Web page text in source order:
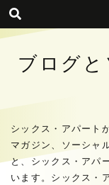
ブログ
シックス・アパート
マガジン、ソーシャ
と、シックス・アパ
います。シックス・